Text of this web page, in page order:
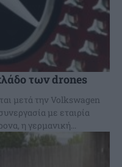
των drones
μετά την Volkswagen
με εταιρία
η γερμανική...